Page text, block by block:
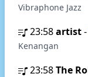
Vibraphone Jazz
23:58artist-
Kenangan
23:58The